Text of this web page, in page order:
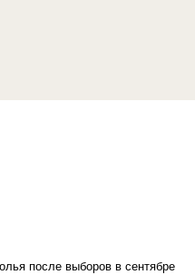
после выборов в сентябре